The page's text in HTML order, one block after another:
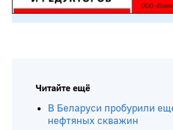
Читайте ещё
В Беларуси пробурили
нефтяных скважин